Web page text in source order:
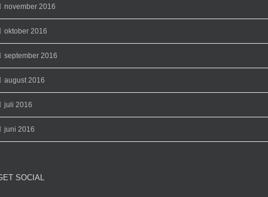
november 2016
oktober 2016
september 2016
august 2016
juli 2016
juni 2016
SOCIAL